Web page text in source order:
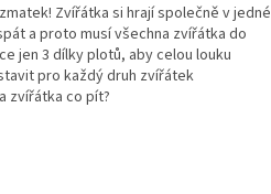
Zvířátka si hrají společně v jedné
a proto musí všechna zvířátka do
jen 3 dílky plotů, aby celou louku
pro každý druh zvířátek
zvířátka co pít?